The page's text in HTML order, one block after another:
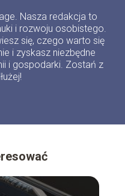
Nasza redakcja to
i rozwoju osobistego.
się, czego warto się
i zyskasz niezbędne
i gospodarki. Zostań z